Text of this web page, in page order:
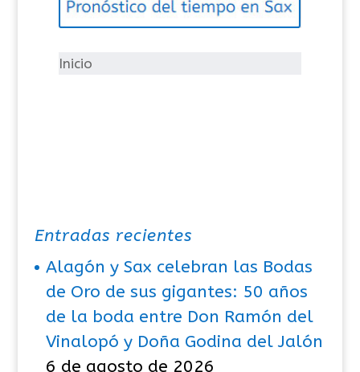
íInicio
Entradas recientes
Alagón y Sax celebran las Bodas
de Oro de sus gigantes: 50 años
de la boda entre Don Ramón del
Vinalopó y Doña Godina del Jalón
6 de agosto de 2026